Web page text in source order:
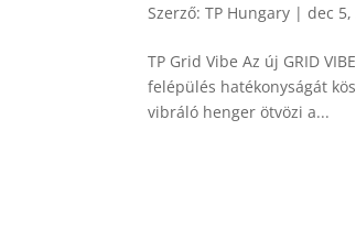
Szerző:TP Hungary |dec 5,
TP Grid Vibe Az új GRID
felépülés hatékonyságát
vibráló henger ötvözi a...